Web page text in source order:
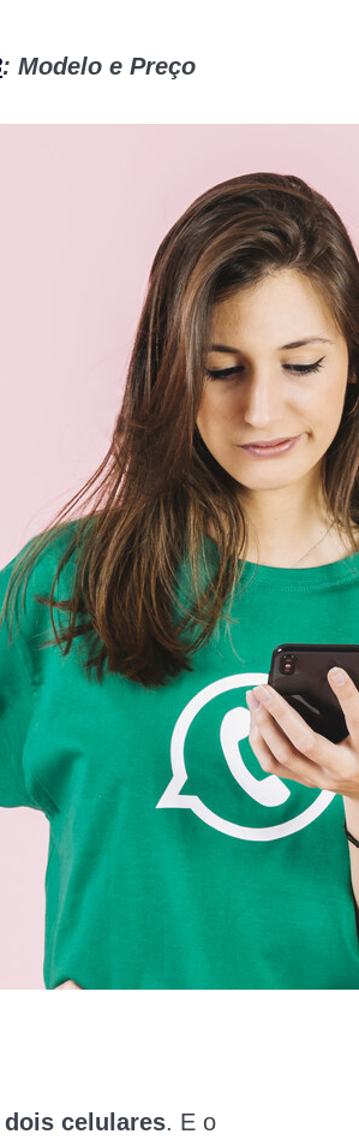
: Modelo e Preço
dois celulares. E o